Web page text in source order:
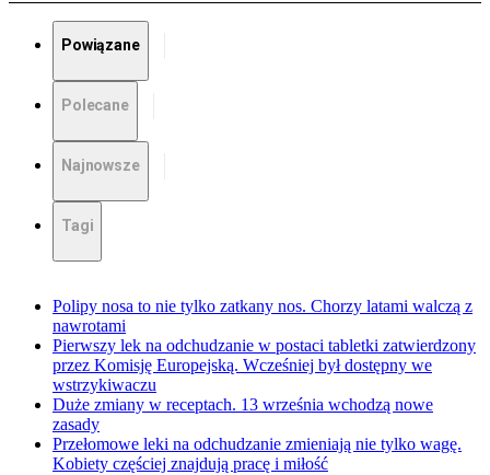
Powiązane
Polecane
Najnowsze
Tagi
Polipy nosa to nie tylko zatkany nos. Chorzy latami walczą z
nawrotami
Pierwszy lek na odchudzanie w postaci tabletki zatwierdzony
przez Komisję Europejską. Wcześniej był dostępny we
wstrzykiwaczu
Duże zmiany w receptach. 13 września wchodzą nowe
zasady
Przełomowe leki na odchudzanie zmieniają nie tylko wagę.
Kobiety częściej znajdują pracę i miłość